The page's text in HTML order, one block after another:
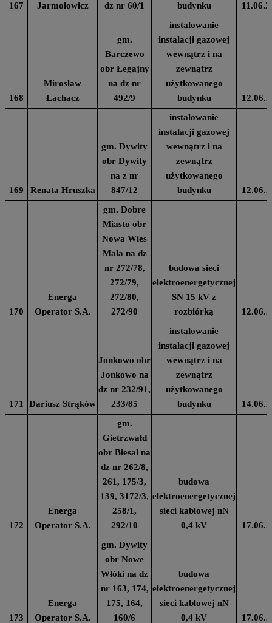
167
Jarmołowicz
dz nr 60/1
budynku
168
Mirosław
Łachacz
gm.
Barczewo
obr Łegajny
na dz nr
492/9
instalowanie
instalacji gazowej
wewnątrz i na
zewnątrz
użytkowanego
budynku
169 Renata Hruszka
gm. Dywity
obr Dywity
na z nr
847/12
instalowanie
instalacji gazowej
wewnątrz i na
zewnątrz
użytkowanego
budynku
170
Energa
Operator S.A.
gm. Dobre
Miasto obr
Nowa Wies
Mała na dz
nr 272/78,
272/79,
272/80,
272/90
budowa sieci
elektroenergetycznej
SN 15 kV z
rozbiórką
171 Dariusz Strąków
Jonkowo obr
Jonkowo na
dz nr 232/91,
233/85
instalowanie
instalacji gazowej
wewnątrz i na
zewnątrz
użytkowanego
budynku
172
Energa
Operator S.A.
gm.
Gietrzwałd
obr Biesal na
dz nr 262/8,
261, 175/3,
139, 3172/3,
258/1,
292/10
budowa
elektroenergetycznej
sieci kablowej nN
0,4 kV
173
Energa
Operator S.A.
gm. Dywity
obr Nowe
Włóki na dz
nr 163, 174,
175, 164,
160/6
budowa
elektroenergetycznej
sieci kablowej nN
0,4 kV